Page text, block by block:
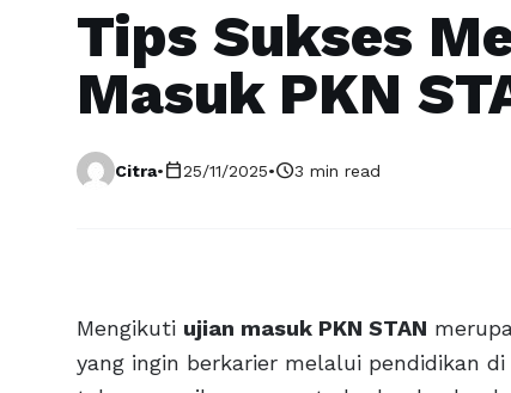
Tips Sukses
Masuk PKN
Citra•calendar_today25/11/2025•schedule3 min read
Mengikuti ujian masuk PKN STAN
yang ingin berkarier melalui pendidikan